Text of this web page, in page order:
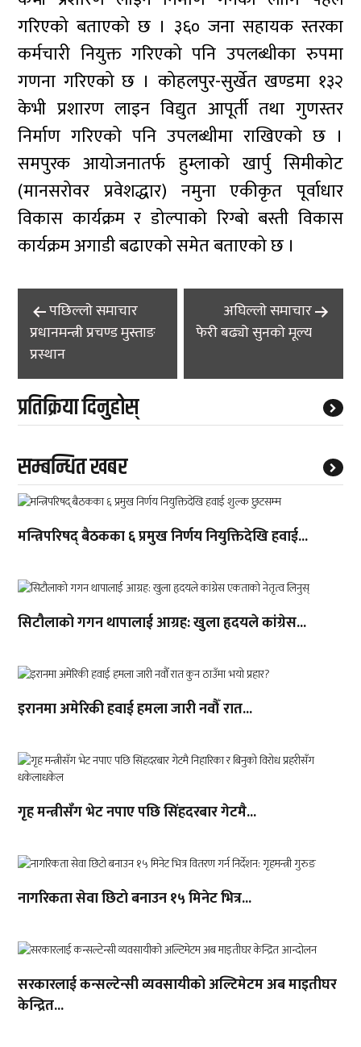
गरिएको बताएको छ । ३६० जना सहायक स्तरका
कर्मचारी नियुक्त गरिएको पनि उपलब्धीका रुपमा
गणना गरिएको छ । कोहलपुर-सुर्खेत खण्डमा १३२
केभी प्रशारण लाइन विद्युत आपूर्ती तथा गुणस्तर
निर्माण गरिएको पनि उपलब्धीमा राखिएको छ ।
समपुरक आयोजनातर्फ हुम्लाको खार्पु सिमीकोट
(मानसरोवर प्रवेशद्धार) नमुना एकीकृत पूर्वाधार
विकास कार्यक्रम र डोल्पाको रिग्बो बस्ती विकास
कार्यक्रम अगाडी बढाएको समेत बताएको छ ।
Post
navigation
पछिल्लाे समाचार
प्रधानमन्त्री प्रचण्ड मुस्ताङ
प्रस्थान
अघिल्लाे समाचार
फेरी बढ्यो सुनको मूल्य
प्रतिक्रिया दिनुहोस्
सम्बन्धित खबर
मन्त्रिपरिषद् बैठकका ६ प्रमुख निर्णय नियुक्तिदेखि हवाई...
सिटौलाको गगन थापालाई आग्रह: खुला हृदयले कांग्रेस...
इरानमा अमेरिकी हवाई हमला जारी नवौँ रात...
गृह मन्त्रीसँग भेट नपाए पछि सिंहदरबार गेटमै...
नागरिकता सेवा छिटो बनाउन १५ मिनेट भित्र...
सरकारलाई कन्सल्टेन्सी व्यवसायीको अल्टिमेटम अब माइतीघर
केन्द्रित...